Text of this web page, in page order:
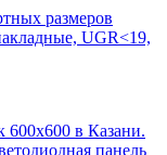
размеров
UGR<19,
600х600 в Казани.
панель